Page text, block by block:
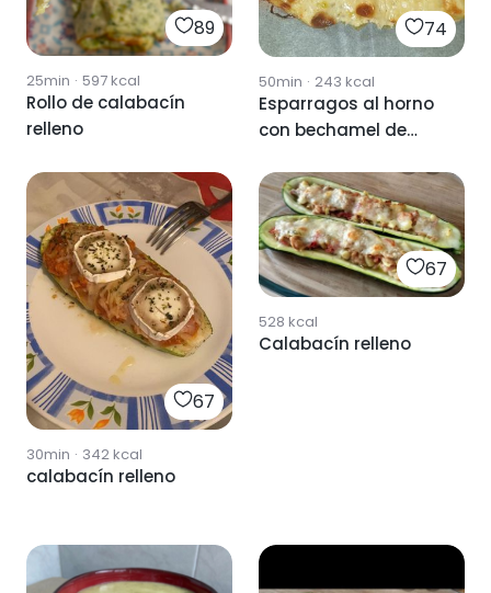
89
25min · 597kcal
Rollo de calabacín
relleno
74
50min · 243 kcal
Esparragos al horno
con bechamel de
67
30min · 342kcal
calabacín relleno
67
528 kcal
Calabacín relleno